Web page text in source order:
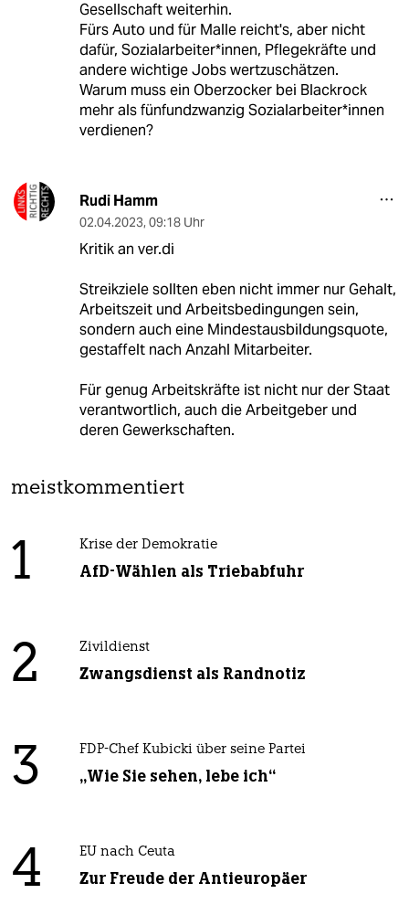
Gesellschaft weiterhin.
Fürs Auto und für Malle reicht's, aber nicht
dafür, Sozialarbeiter*innen, Pflegekräfte und
andere wichtige Jobs wertzuschätzen.
Warum muss ein Oberzocker bei Blackrock
mehr als fünfundzwanzig Sozialarbeiter*innen
verdienen?
Rudi Hamm
02.04.2023, 09:18 Uhr
Kritik an ver.di
Streikziele sollten eben nicht immer nur Gehalt,
Arbeitszeit und Arbeitsbedingungen sein,
sondern auch eine Mindestausbildungsquote,
gestaffelt nach Anzahl Mitarbeiter.
Für genug Arbeitskräfte ist nicht nur der Staat
verantwortlich, auch die Arbeitgeber und
deren Gewerkschaften.
meistkommentiert
1 Krise der Demokratie
AfD-Wählen als Triebabfuhr
2 Zivildienst
Zwangsdienst als Randnotiz
3 FDP-Chef Kubicki über seine Partei
„Wie Sie sehen, lebe ich“
4 EU nach Ceuta
Zur Freude der Antieuropäer